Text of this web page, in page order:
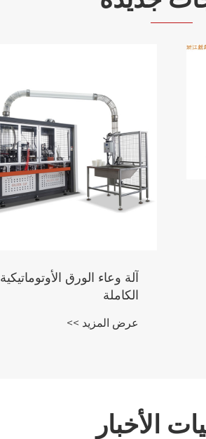
آلة وعاء الورق الأوتوماتيكية
الكاملة
عرض المزيد >>
الأخبار